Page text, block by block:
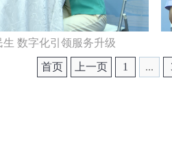
数字化引领服务升级
首页 上一页 1 ...